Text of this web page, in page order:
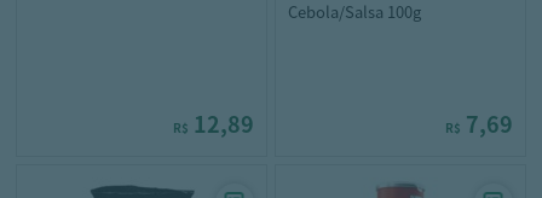
R$ 12,89
Cebola/Salsa 100g
R$ 7,69